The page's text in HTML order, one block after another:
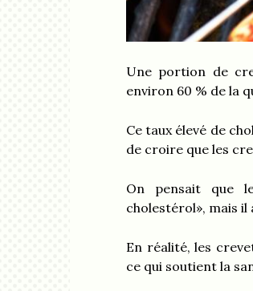
Une portion de
environ 60 % de la
Ce taux élevé de
de croire que les
On pensait que
cholestérol», mais il
En réalité, les
ce qui soutient la